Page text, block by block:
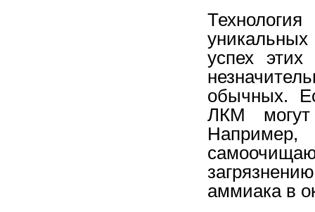
успех
обычных.
ЛКМ могут
Например,
аммиака в